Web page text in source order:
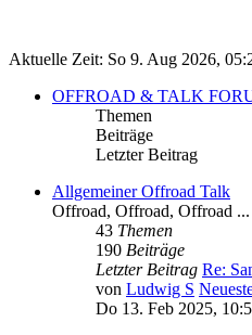
Aktuelle Zeit: So 9. Aug 2026,
OFFROAD & TALK
Themen
Beiträge
Letzter Beitrag
Allgemeiner Offroad Talk
Offroad, Offroad, Offroad ...
43 Themen
190 Beiträge
Letzter Beitrag Re:
von Ludwig S
Do 13. Feb 2025,